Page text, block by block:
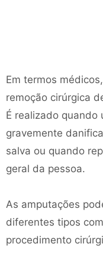
Em termos
remoção cirúrgica
É realizado quando
gravemente
salva ou quando
geral da pessoa.
As amputações
diferentes tipos
procedimento